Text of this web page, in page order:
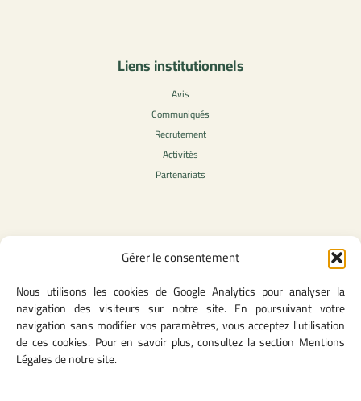
Gérer le consentement
Nous utilisons les cookies de Google Analytics pour analyser la
navigation des visiteurs sur notre site. En poursuivant votre
navigation sans modifier vos paramètres, vous acceptez l'utilisation
de ces cookies. Pour en savoir plus, consultez la section Mentions
Légales de notre site.
Liens institutionnels
Avis
Communiqués
Recrutement
Activités
Partenariats
Contenu légale
CGU
Mentions légales
Politique des cookies